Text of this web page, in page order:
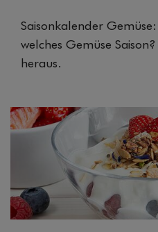
Saisonkalender
welches Gemüse
heraus.